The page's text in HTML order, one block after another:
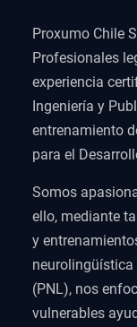
Proxumo Chile
Profesionales
experiencia
Ingeniería y
entrenamiento
para el
Somos
ello, mediante
y
neurolingüística
(PNL), nos
vulnerables